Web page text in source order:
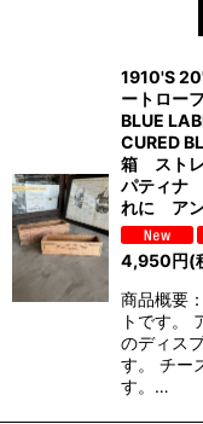
1910'S
ートロー
BLUE
CURED
箱 スト
パティナ
れに ア
4,950円(
商品概要
トです。
のディス
す。 チー
す。…